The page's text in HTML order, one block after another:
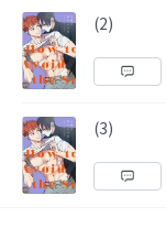
(2)
(3)